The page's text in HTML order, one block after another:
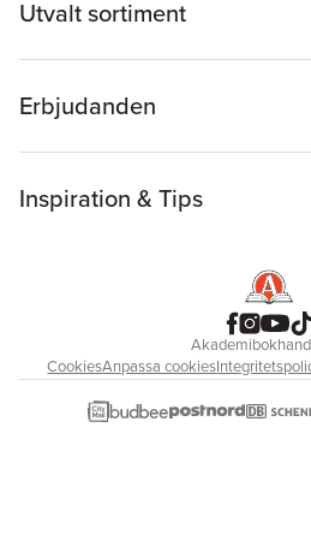
Utvalt sortiment
Erbjudanden
Inspiration & Tips
CookiesAnpassa cookies